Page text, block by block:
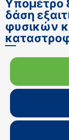
Υπομέτρο
δάση
φυσικών